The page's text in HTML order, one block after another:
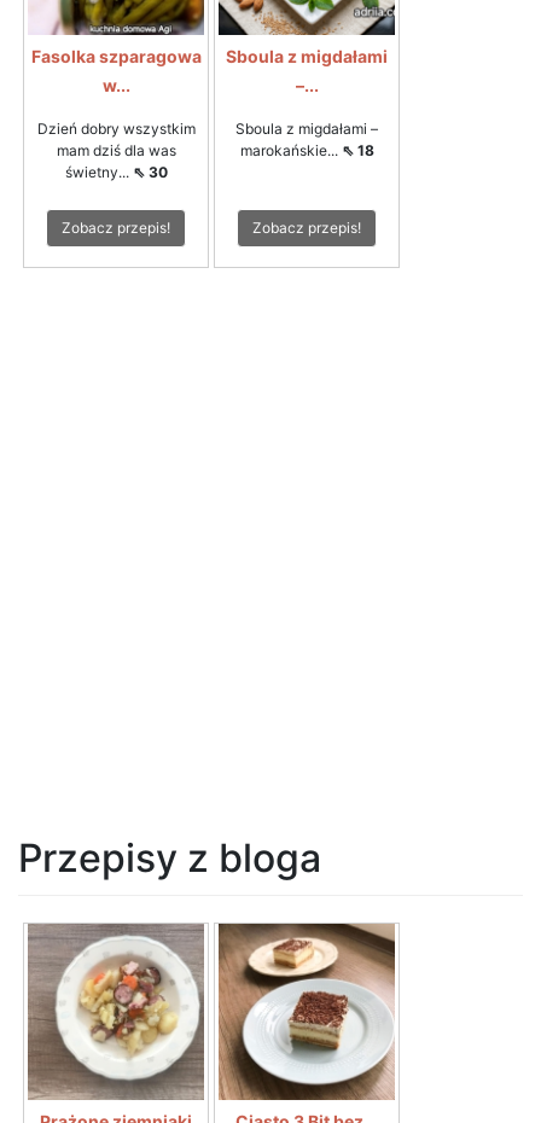
Fasolka szparagowa
w...
Dzień dobry wszystkim
mam dziś dla was
świetny... ⇖ 30
Zobacz przepis!
Sboula z migdałami
–...
Sboula z migdałami –
marokańskie... ⇖ 18
Zobacz przepis!
Przepisy z bloga